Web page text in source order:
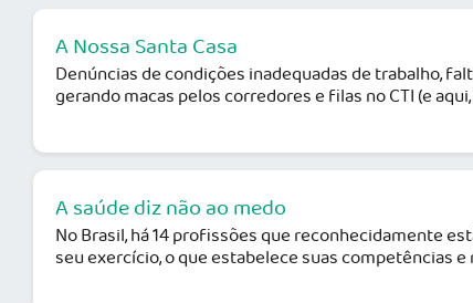
A Nossa Santa Casa
Denúncias de condições inadequadas de trabalho,
gerando macas pelos corredores e filas no CTI (e
A saúde diz não ao medo
No Brasil, há 14 profissões que reconhecidamente
seu exercício, o que estabelece suas competências e